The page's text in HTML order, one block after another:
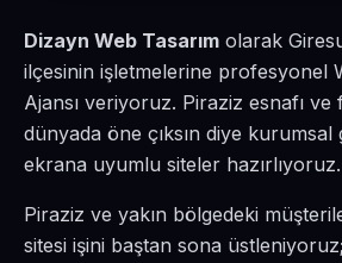
Dizayn Web Tasarım olarak
ilçesinin işletmelerine profesyonel
Ajansı veriyoruz. Piraziz esnafı ve
dünyada öne çıksın diye
ekrana uyumlu siteler hazırlıyoruz.
Piraziz ve yakın bölgedeki
sitesi işini baştan sona